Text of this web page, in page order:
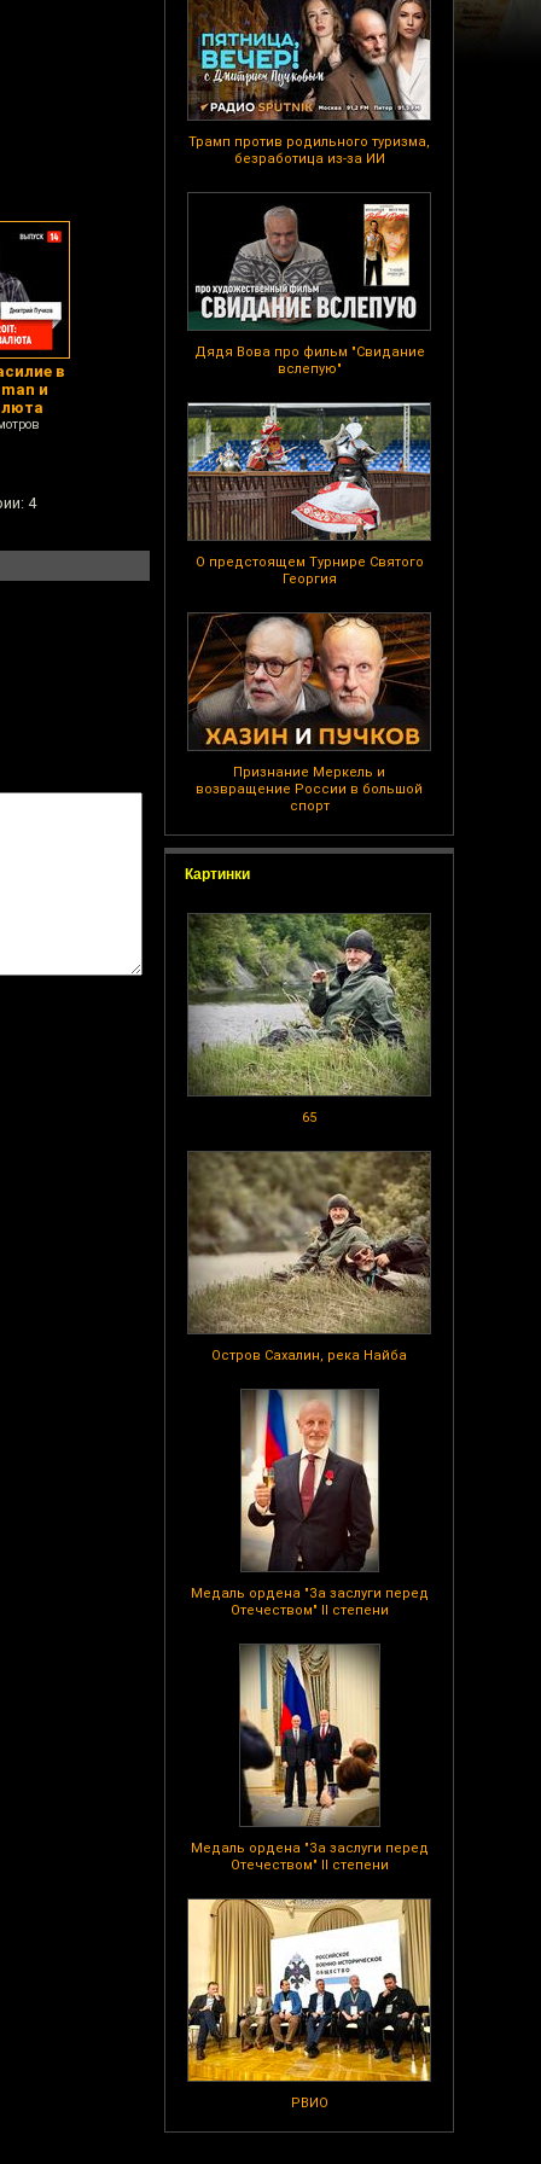
Трамп против родильного туризма,
безработица из-за ИИ
Дядя Вова про фильм "Свидание
вслепую"
О предстоящем Турнире Святого
Георгия
Признание Меркель и
возвращение России в большой
спорт
Картинки
65
Остров Сахалин, река Найба
Медаль ордена "За заслуги перед
Отечеством" II степени
Медаль ордена "За заслуги перед
Отечеством" II степени
РВИО
в
и
4